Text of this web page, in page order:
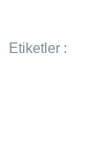
Etiketler :